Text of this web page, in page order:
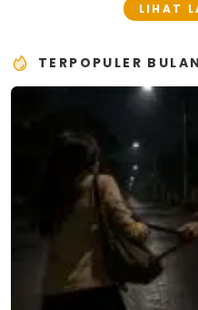
LIHAT
TERPOPULER